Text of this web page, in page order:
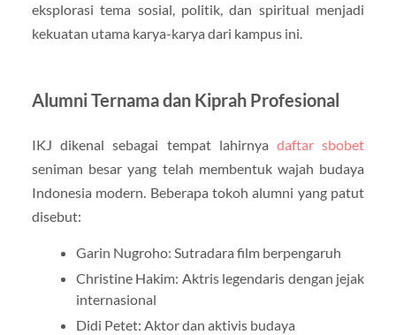
eksplorasi tema sosial, politik, dan spiritual menjadi
kekuatan utama karya-karya dari kampus ini.
Alumni Ternama dan Kiprah Profesional
IKJ dikenal sebagai tempat lahirnya daftar sbobet
seniman besar yang telah membentuk wajah budaya
Indonesia modern. Beberapa tokoh alumni yang patut
disebut:
Garin Nugroho: Sutradara film berpengaruh
Christine Hakim: Aktris legendaris dengan jejak
internasional
Didi Petet: Aktor dan aktivis budaya